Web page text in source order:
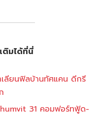
ติมได้ที่นี่
เลียนฟิลบ้านทัศแคน ดีกรี
31 คอมฟอร์ทฟู้ด-